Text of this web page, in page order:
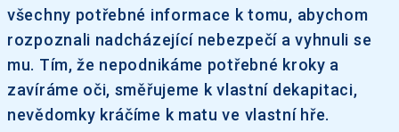
všechny potřebné informace k tomu, abychom
rozpoznali nadcházející nebezpečí a vyhnuli se
mu. Tím, že nepodnikáme potřebné kroky a
zavíráme oči, směřujeme k vlastní dekapitaci,
nevědomky kráčíme k matu ve vlastní hře.